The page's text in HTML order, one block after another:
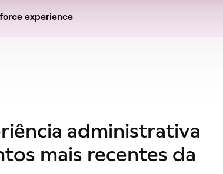
experience
administrativa
mais recentes da